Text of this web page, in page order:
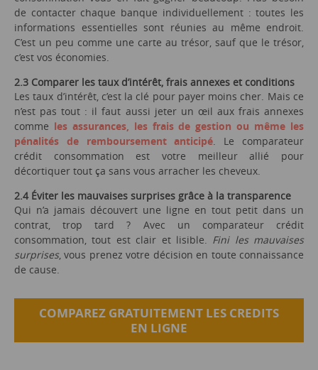
de contacter chaque banque individuellement : toutes les
informations essentielles sont réunies au même endroit.
C’est un peu comme une carte au trésor, sauf que le trésor,
c’est vos économies.
2.3 Comparer les taux d’intérêt, frais annexes et conditions
Les taux d’intérêt, c’est la clé pour payer moins cher. Mais ce
n’est pas tout : il faut aussi jeter un œil aux frais annexes
comme les assurances, les frais de gestion ou même les
pénalités de remboursement anticipé. Le comparateur
crédit consommation est votre meilleur allié pour
décortiquer tout ça sans vous arracher les cheveux.
2.4 Éviter les mauvaises surprises grâce à la transparence
Qui n’a jamais découvert une ligne en tout petit dans un
contrat, trop tard ? Avec un comparateur crédit
consommation, tout est clair et lisible. Fini les mauvaises
surprises, vous prenez votre décision en toute connaissance
de cause.
COMPAREZ GRATUITEMENT LES CREDITS
EN LIGNE